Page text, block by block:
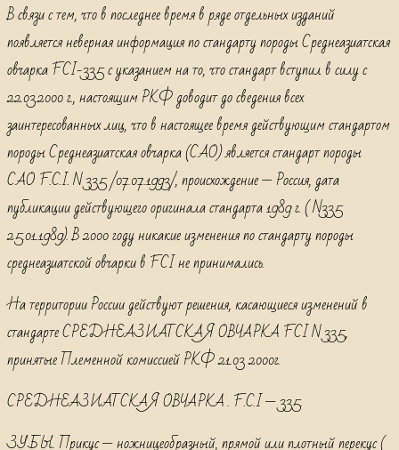
В связи с тем, что в последнее время в ряде отдельных изданий
появляется неверная информация по стандарту породы Среднеазиатская
овчарка FCI-335 с указанием на то, что стандарт вступил в силу с
22.03.2000 г., настоящим РКФ доводит до сведения всех
заинтересованных лиц, что в настоящее время действующим стандартом
породы Среднеазиатская овчарка (САО) является стандарт породы
САО F.C.I. N 335 /07.07.1993/, происхождение — Россия, дата
публикации действующего оригинала стандарта 1989 г. ( N335
25.01.1989). В 2000 году никакие изменения по стандарту породы
среднеазиатской овчарки в FCI не принимались.
На территории России действуют решения, касающиеся изменений в
стандарте СРЕДНЕАЗИАТСКАЯ ОВЧАРКА FCI N 335,
принятые Племенной комиссией РКФ 21.03 2000г.
СРЕДНЕАЗИАТСКАЯ ОВЧАРКА . F.C.I — 335.
ЗУБЫ. Прикус — ножницеобразный, прямой или плотный перекус (